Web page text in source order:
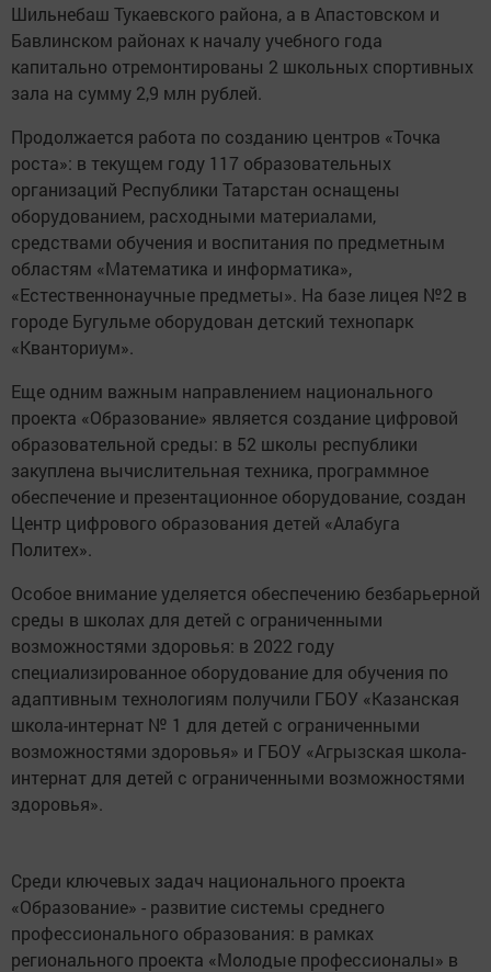
Шильнебаш Тукаевского района, а в Апастовском и
Бавлинском районах к началу учебного года
капитально отремонтированы 2 школьных спортивных
зала на сумму 2,9 млн рублей.
Продолжается работа по созданию центров «Точка
роста»: в текущем году 117 образовательных
организаций Республики Татарстан оснащены
оборудованием, расходными материалами,
средствами обучения и воспитания по предметным
областям «Математика и информатика»,
«Естественнонаучные предметы». На базе лицея №2 в
городе Бугульме оборудован детский технопарк
«Кванториум».
Еще одним важным направлением национального
проекта «Образование» является создание цифровой
образовательной среды: в 52 школы республики
закуплена вычислительная техника, программное
обеспечение и презентационное оборудование, создан
Центр цифрового образования детей «Алабуга
Политех».
Особое внимание уделяется обеспечению безбарьерной
среды в школах для детей с ограниченными
возможностями здоровья: в 2022 году
специализированное оборудование для обучения по
адаптивным технологиям получили ГБОУ «Казанская
школа-интернат № 1 для детей с ограниченными
возможностями здоровья» и ГБОУ «Агрызская школа-
интернат для детей с ограниченными возможностями
здоровья».
Среди ключевых задач национального проекта
«Образование» - развитие системы среднего
профессионального образования: в рамках
регионального проекта «Молодые профессионалы» в